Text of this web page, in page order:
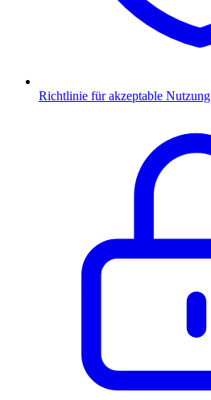
Richtlinie für akzeptable Nutzung